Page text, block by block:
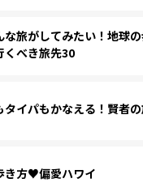
な旅がしてみたい！地球
くべき旅先30
タイパもかなえる！賢者
き方♥偏愛ハワイ